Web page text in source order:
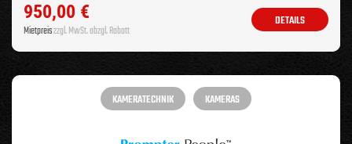
950,00 €
Mietpreiszzgl. MwSt. abzgl. Rabatt
DETAILS
KAMERATECHNIK KAMERAS